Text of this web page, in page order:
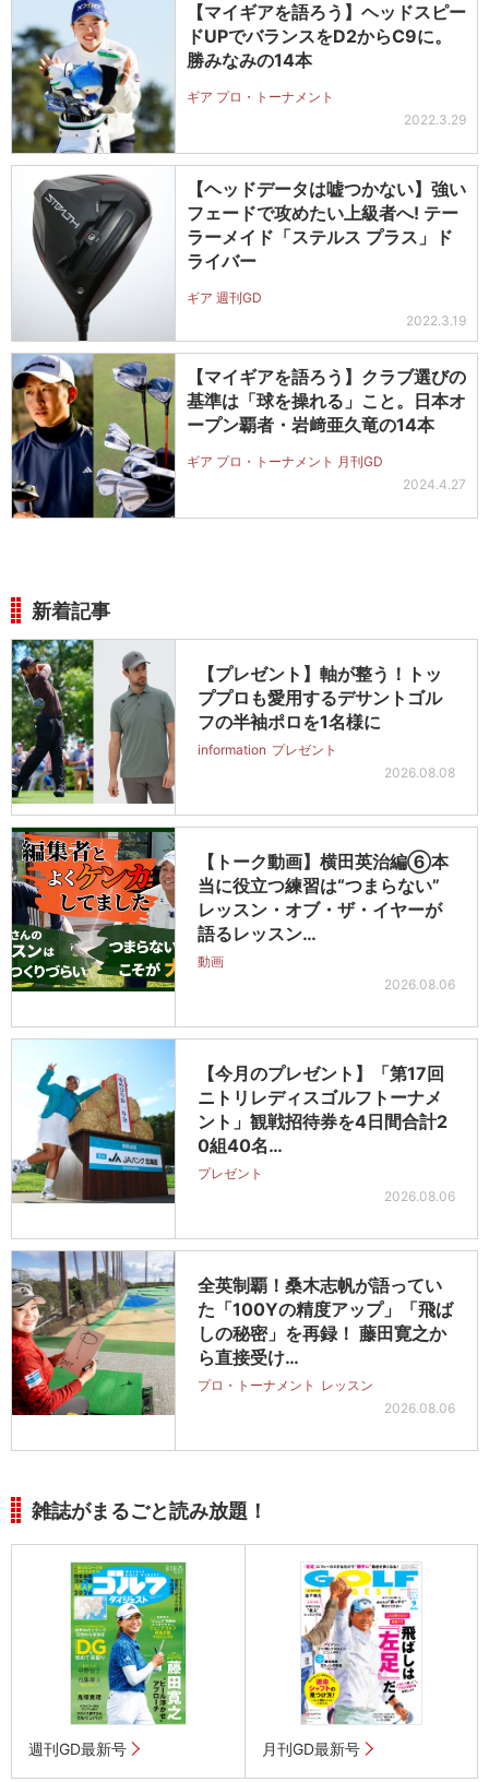
【マイギアを語ろう】ヘッドスピー
ドUPでバランスをD2からC9に。
勝みなみの14本
ギア プロ・トーナメント
2022.3.29
【ヘッドデータは嘘つかない】強い
フェードで攻めたい上級者へ! テー
ラーメイド「ステルス プラス」ド
ライバー
ギア 週刊GD
2022.3.19
【マイギアを語ろう】クラブ選びの
基準は「球を操れる」こと。日本オ
ープン覇者・岩﨑亜久竜の14本
ギア プロ・トーナメント 月刊GD
2024.4.27
新着記事
【プレゼント】軸が整う！トッ
ププロも愛用するデサントゴル
フの半袖ポロを1名様に
information プレゼント
2026.08.08
【トーク動画】横田英治編⑥本
当に役立つ練習は“つまらない”
レッスン・オブ・ザ・イヤーが
語るレッスン…
動画
2026.08.06
【今月のプレゼント】「第17回
ニトリレディスゴルフトーナメ
ント」観戦招待券を4日間合計2
0組40名…
プレゼント
2026.08.06
全英制覇！桑木志帆が語ってい
た「100Yの精度アップ」「飛ば
しの秘密」を再録！ 藤田寛之か
ら直接受け…
プロ・トーナメント レッスン
2026.08.06
雑誌がまるごと読み放題！
週刊GD最新号 月刊GD最新号